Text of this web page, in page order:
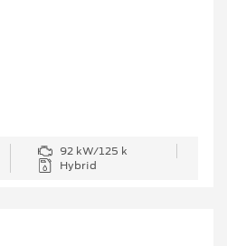
92 kW/125 k
Hybrid